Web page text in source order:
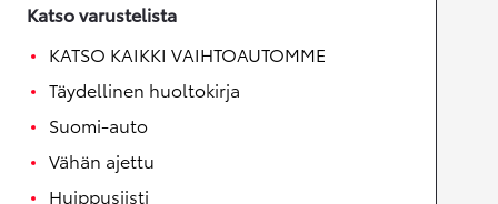
Katso varustelista
KATSO KAIKKI VAIHTOAUTOMME
Täydellinen huoltokirja
Suomi-auto
Vähän ajettu
Huippusiisti